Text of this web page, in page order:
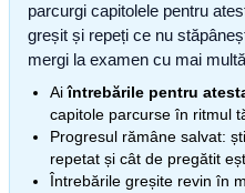
parcurgi capitolele pentru
greșit și repeți ce nu
mergi la examen cu mai
Aiîntrebările pentru
capitole parcurse în ritmul
Progresul rămâne salvat:
repetat și cât de pregătit
Întrebările greșite revin în